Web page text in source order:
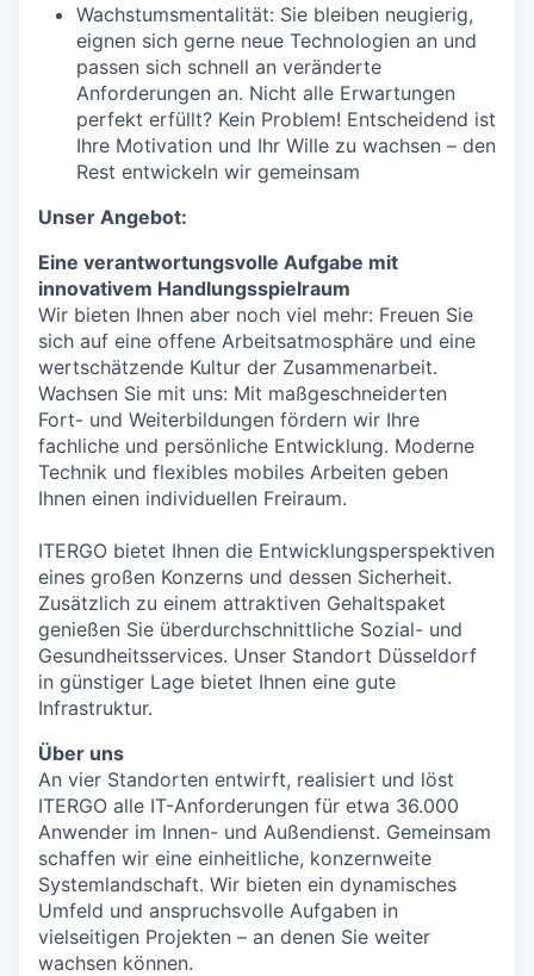
Wachstumsmentalität: Sie bleiben neugierig,
eignen sich gerne neue Technologien an und
passen sich schnell an veränderte
Anforderungen an. Nicht alle Erwartungen
perfekt erfüllt? Kein Problem! Entscheidend ist
Ihre Motivation und Ihr Wille zu wachsen – den
Rest entwickeln wir gemeinsam
Unser Angebot:
Eine verantwortungsvolle Aufgabe mit
innovativem Handlungsspielraum
Wir bieten Ihnen aber noch viel mehr: Freuen Sie
sich auf eine offene Arbeitsatmosphäre und eine
wertschätzende Kultur der Zusammenarbeit.
Wachsen Sie mit uns: Mit maßgeschneiderten
Fort- und Weiterbildungen fördern wir Ihre
fachliche und persönliche Entwicklung. Moderne
Technik und flexibles mobiles Arbeiten geben
Ihnen einen individuellen Freiraum.
ITERGO bietet Ihnen die Entwicklungsperspektiven
eines großen Konzerns und dessen Sicherheit.
Zusätzlich zu einem attraktiven Gehaltspaket
genießen Sie überdurchschnittliche Sozial- und
Gesundheitsservices. Unser Standort Düsseldorf
in günstiger Lage bietet Ihnen eine gute
Infrastruktur.
Über uns
An vier Standorten entwirft, realisiert und löst
ITERGO alle IT-Anforderungen für etwa 36.000
Anwender im Innen- und Außendienst. Gemeinsam
schaffen wir eine einheitliche, konzernweite
Systemlandschaft. Wir bieten ein dynamisches
Umfeld und anspruchsvolle Aufgaben in
vielseitigen Projekten – an denen Sie weiter
wachsen können.